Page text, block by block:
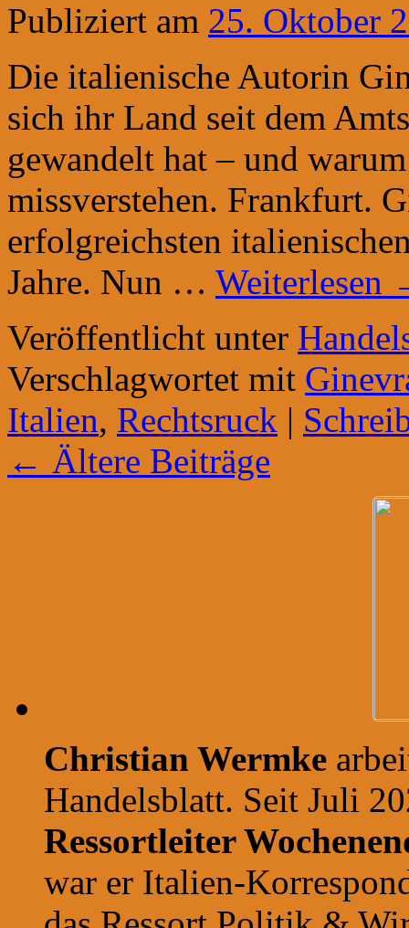
Publiziert am 25. Oktober
Die italienische Autorin
sich ihr Land seit dem
gewandelt hat – und
missverstehen. Frankfurt.
erfolgreichsten
Jahre. Nun … Weiterlesen
Veröffentlicht unter
Verschlagwortet mit
Italien, Rechtsruck |
← Ältere Beiträge
Christian Wermke
Handelsblatt. Seit Juli
Ressortleiter
war er Italien-